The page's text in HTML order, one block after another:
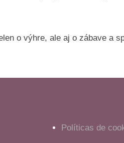
o výhre, ale aj o zábave a
Políticas de